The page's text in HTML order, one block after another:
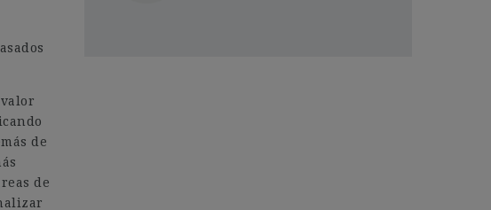
de
de